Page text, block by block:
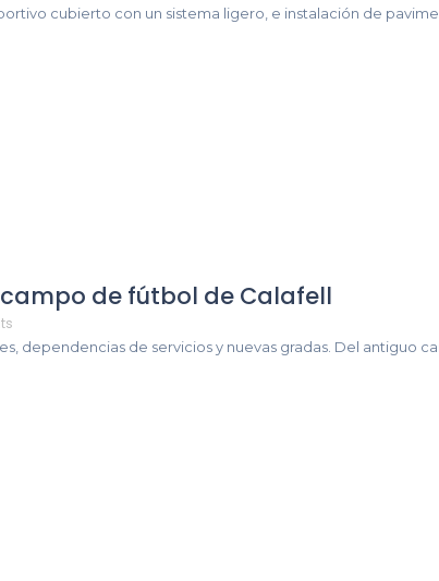
cubierto con un sistema ligero, e instalación de
de fútbol de Calafell
dependencias de servicios y nuevas gradas. Del antiguo